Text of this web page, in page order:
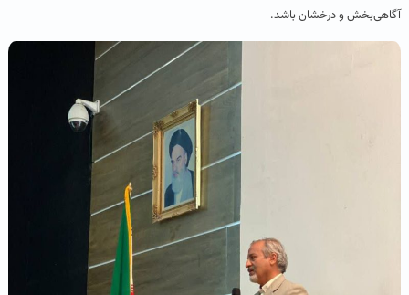
آگاهی‌بخش و درخشان باشد.